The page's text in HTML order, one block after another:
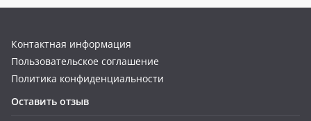
Контактная информация
Пользовательское соглашение
Политика конфиденциальности
Оставить отзыв